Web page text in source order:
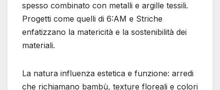
spesso combinato con metalli e argille tessili.
Progetti come quelli di 6:AM e Striche
enfatizzano la matericità e la sostenibilità dei
materiali.
La natura influenza estetica e funzione: arredi
che richiamano bambù, texture floreali e colori